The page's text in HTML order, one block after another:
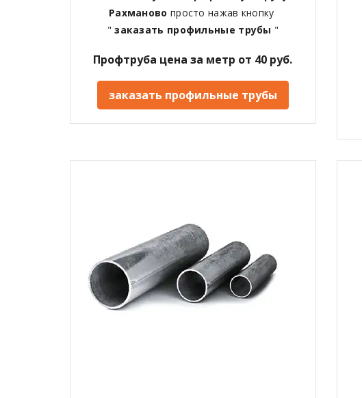
Рахманово просто нажав кнопку
"заказать профильные трубы "
Профтруба цена за метр от 40 руб.
заказать профильные трубы